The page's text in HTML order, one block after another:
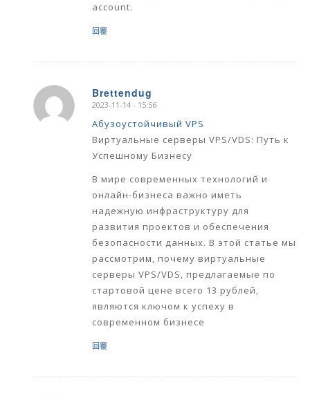
account.
回覆
Brettendug
says:
2023-11-14 - 15:56
Абузоустойчивый VPS
Виртуальные серверы VPS/VDS: Путь к
Успешному Бизнесу
В мире современных технологий и
онлайн-бизнеса важно иметь
надежную инфраструктуру для
развития проектов и обеспечения
безопасности данных. В этой статье мы
рассмотрим, почему виртуальные
серверы VPS/VDS, предлагаемые по
стартовой цене всего 13 рублей,
являются ключом к успеху в
современном бизнесе
回覆